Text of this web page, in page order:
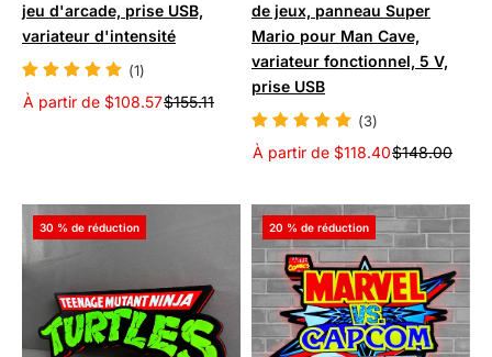
jeu d'arcade, prise USB,
variateur d'intensité
(1)
À partir de $108.57$155.11
de jeux, panneau Super
Mario pour Man Cave,
variateur fonctionnel, 5 V,
prise USB
(3)
À partir de $118.40$148.00
30 % de réduction 20 % de réduction